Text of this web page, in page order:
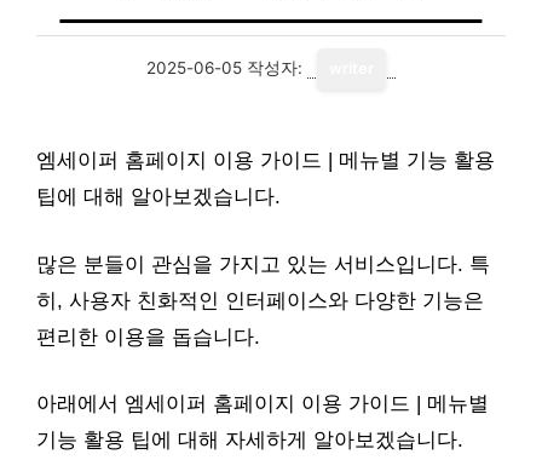
2025-06-05 작성자:
엠세이퍼 홈페이지 이용 가이드 | 메뉴별 기능 활용
팁에 대해 알아보겠습니다.
많은 분들이 관심을 가지고 있는 서비스입니다. 특
히, 사용자 친화적인 인터페이스와 다양한 기능은
편리한 이용을 돕습니다.
아래에서 엠세이퍼 홈페이지 이용 가이드 | 메뉴별
기능 활용 팁에 대해 자세하게 알아보겠습니다.